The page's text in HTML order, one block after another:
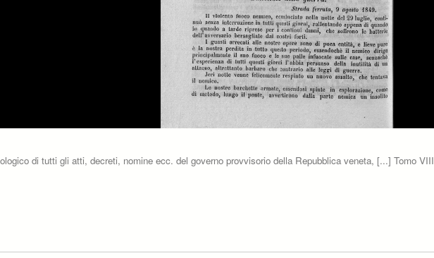
di tutti gli atti, decreti, nomine ecc. del governo provvisorio della Repubblica veneta, [...] Tomo VIII